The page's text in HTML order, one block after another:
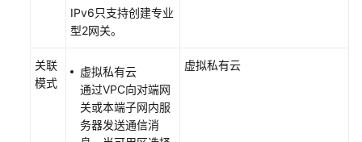
关
证
更
换
VPN
网
IPv6只支持创建专业
型2网关。
关联
模式
虚拟私有云
通过VPC向对端网
关或本端子网内服
务器发送通信消
虚拟私有云